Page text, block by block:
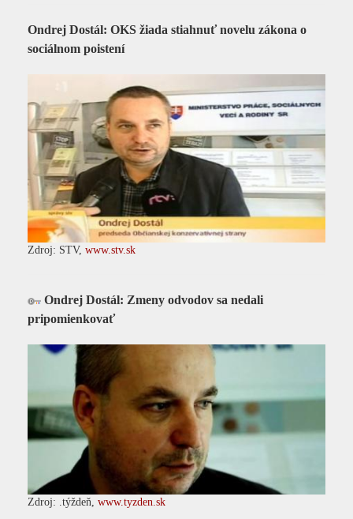
Ondrej Dostál: OKS žiada stiahnuť novelu zákona o
sociálnom poistení
Zdroj: STV, www.stv.sk
Ondrej Dostál: Zmeny odvodov sa nedali
pripomienkovať
Zdroj: .týždeň, www.tyzden.sk